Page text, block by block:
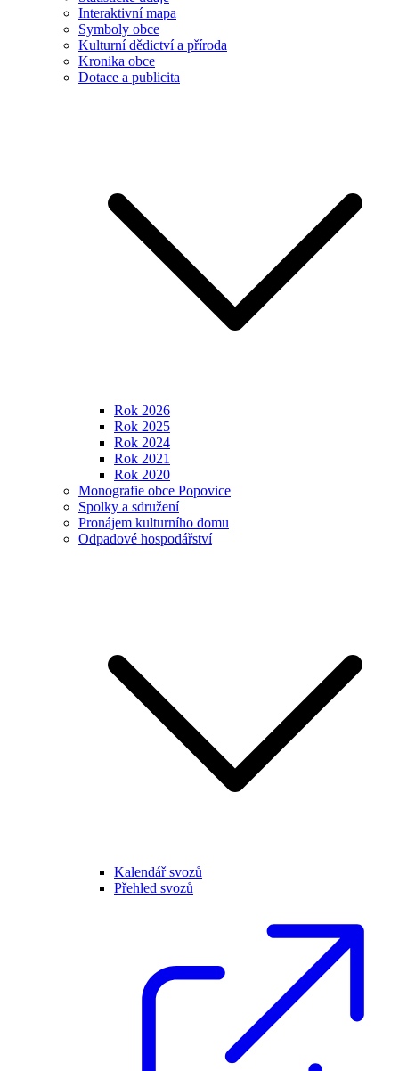
Interaktivní mapa
Symboly obce
Kulturní dědictví a příroda
Kronika obce
Dotace a publicita
Rok 2026
Rok 2025
Rok 2024
Rok 2021
Rok 2020
Monografie obce Popovice
Spolky a sdružení
Pronájem kulturního domu
Odpadové hospodářství
Kalendář svozů
Přehled svozů